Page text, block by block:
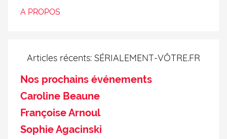
A PROPOS
Articles récents: SÉRIALEMENT-VÔTRE.FR
Nos prochains événements
Caroline Beaune
Françoise Arnoul
Sophie Agacinski